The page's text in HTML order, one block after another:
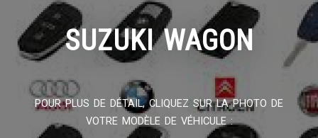
SUZUKI WAGON
POUR PLUS DE DÉTAIL, CLIQUEZ SUR LA PHOTO DE
VOTRE MODÈLE DE VÉHICULE :